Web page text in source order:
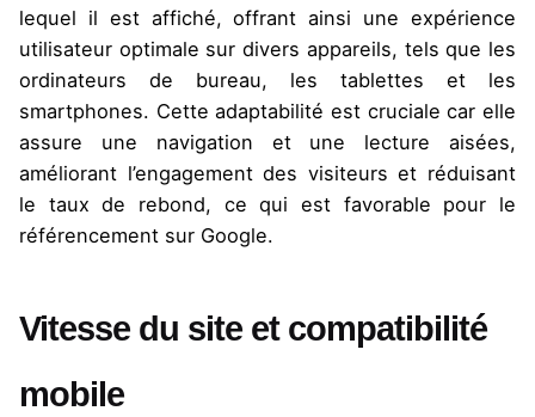
lequel il est affiché, offrant ainsi une expérience
utilisateur optimale sur divers appareils, tels que les
ordinateurs de bureau, les tablettes et les
smartphones. Cette adaptabilité est cruciale car elle
assure une navigation et une lecture aisées,
améliorant l’engagement des visiteurs et réduisant
le taux de rebond, ce qui est favorable pour le
référencement sur Google.
Vitesse du site et compatibilité
mobile